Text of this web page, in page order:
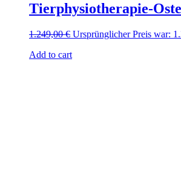
Tierphysiotherapie-
1.249,00€ Ursprünglicher Preis war:
Add to cart